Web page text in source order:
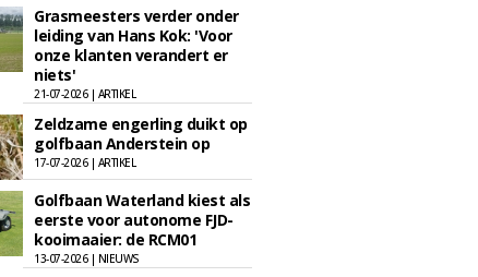
Grasmeesters verder onder
leiding van Hans Kok: 'Voor
onze klanten verandert er
niets'
21-07-2026 | ARTIKEL
Zeldzame engerling duikt op
golfbaan Anderstein op
17-07-2026 | ARTIKEL
Golfbaan Waterland kiest als
eerste voor autonome FJD-
kooimaaier: de RCM01
13-07-2026 | NIEUWS